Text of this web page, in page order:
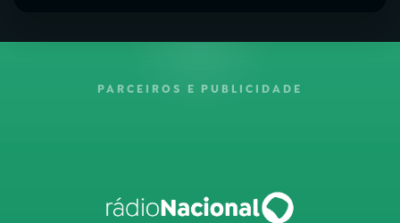
PARCEIROS E PUBLICIDADE